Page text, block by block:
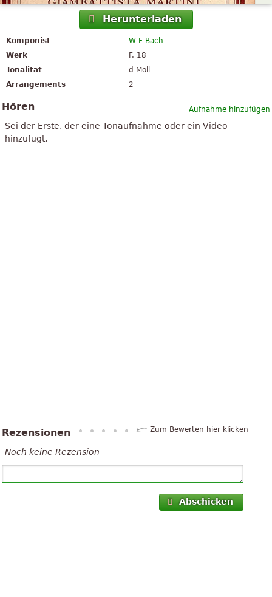
Herunterladen
Komponist
W F Bach
Werk
F. 18
Tonalität
d-Moll
Arrangements
2
Aufnahme hinzufügen
Hören
Sei der Erste, der eine Tonaufnahme oder ein Video
hinzufügt.
Rezensionen Zum Bewerten hier klicken
Noch keine Rezension
Abschicken